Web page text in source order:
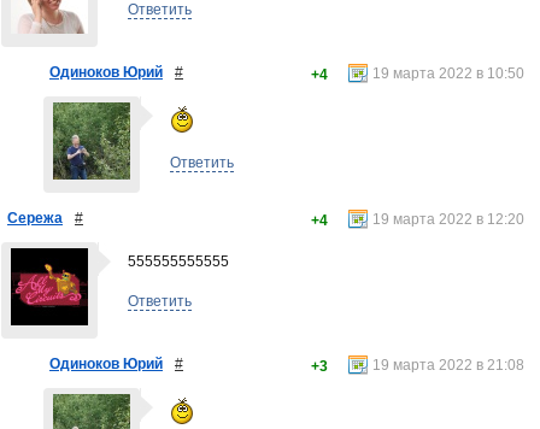
Ответить
Одиноков Юрий # 19 марта 2022 в 10:50
+4
Ответить
Сережа # 19 марта 2022 в 12:20
+4
555555555555
Ответить
Одиноков Юрий # 19 марта 2022 в 21:08
+3